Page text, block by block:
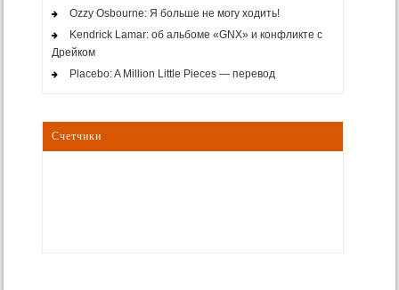
Ozzy Osbourne: Я больше не могу ходить!
Kendrick Lamar: об альбоме «GNX» и конфликте с
Дрейком
Placebo: A Million Little Pieces — перевод
Счетчики